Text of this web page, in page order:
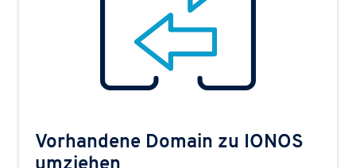
Vorhandene Domain zu IONOS